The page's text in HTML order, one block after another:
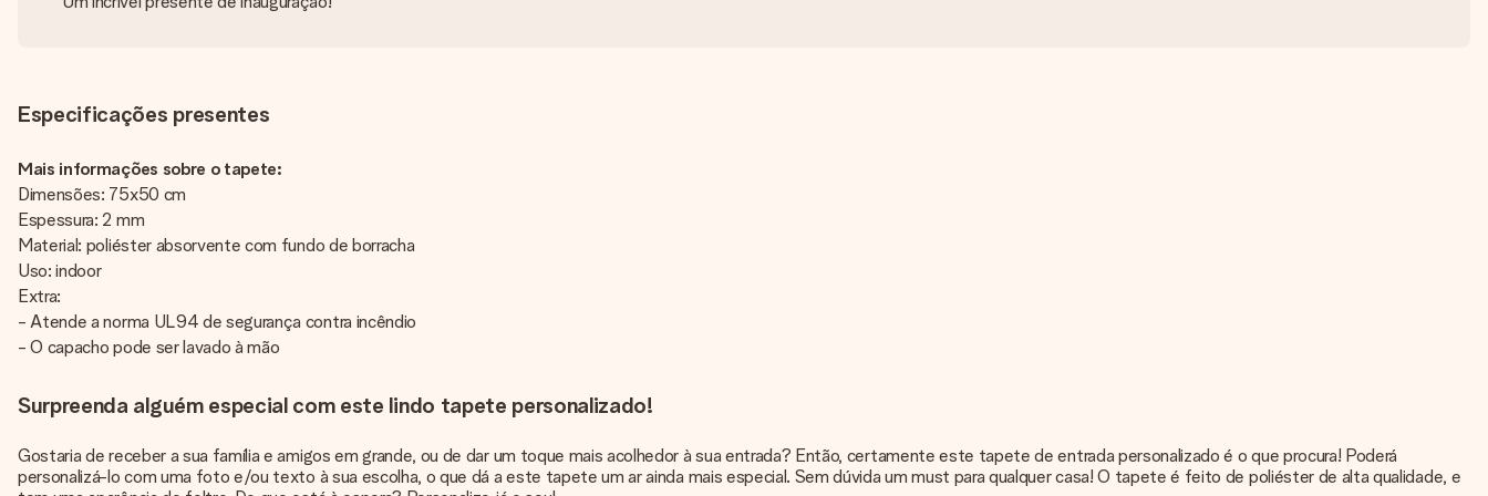
Especificações presentes
Mais informações sobre o tapete:
Dimensões: 75x50 cm
Espessura: 2 mm
Material: poliéster absorvente com fundo de borracha
Uso: indoor
Extra:
- Atende a norma UL94 de segurança contra incêndio
- O capacho pode ser lavado à mão
Surpreenda alguém especial com este lindo tapete personalizado!
Gostaria de receber a sua família e amigos em grande, ou de dar um toque mais acolhedor à sua entrada? Então, certamente este tapete de entrada personalizado é o que procura! Poderá
personalizá-lo com uma foto e/ou texto à sua escolha, o que dá a este tapete um ar ainda mais especial. Sem dúvida um must para qualquer casa! O tapete é feito de poliéster de alta qualidade, e